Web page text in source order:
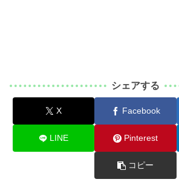
シェアする
X Facebook
LINE Pinterest
コピー